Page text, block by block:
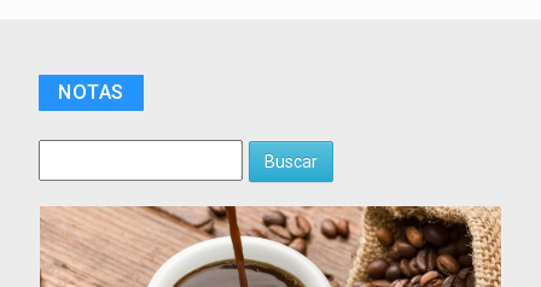
NOTAS
Buscar